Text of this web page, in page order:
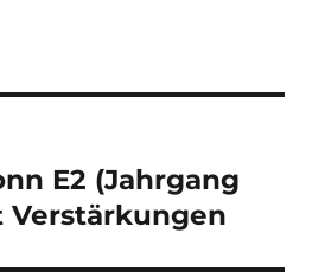
E2 (Jahrgang
Verstärkungen